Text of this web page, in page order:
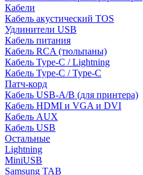
Кабели
Кабель акустический TOS
Удлинители USB
Кабель питания
Кабель RCA (тюльпаны)
Кабель Type-C / Lightning
Кабель Type-C / Type-C
Патч-корд
Кабель USB-A/B (для принтера)
Кабель HDMI и VGA и DVI
Кабель AUX
Кабель USB
Остальные
Lightning
MiniUSB
Samsung TAB